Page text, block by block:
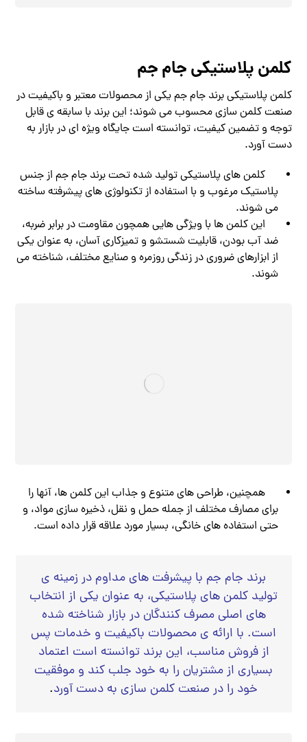
کلمن پلاستیکی جام جم
کلمن پلاستیکی برند جام جم یکی از محصولات معتبر و باکیفیت در
صنعت کلمن‌ سازی محسوب می‌ شوند؛ این برند با سابقه‌ ی قابل
توجه و تضمین کیفیت، توانسته است جایگاه ویژه‌ ای در بازار به
دست آورد.
کلمن‌ های پلاستیکی تولید شده تحت برند جام جم از جنس
پلاستیک مرغوب و با استفاده از تکنولوژی‌ های پیشرفته ساخته
می‌ شوند.
این کلمن‌ ها با ویژگی‌ هایی همچون مقاومت در برابر ضربه،
ضد آب بودن، قابلیت شستشو و تمیزکاری آسان، به عنوان یکی
از ابزارهای ضروری در زندگی روزمره و صنایع مختلف، شناخته می‌
شوند.
همچنین، طراحی‌ های متنوع و جذاب این کلمن‌ ها، آنها را
برای مصارف مختلف از جمله حمل و نقل، ذخیره‌ سازی مواد، و
حتی استفاده‌ های خانگی، بسیار مورد علاقه قرار داده است.
برند جام جم با پیشرفت‌ های مداوم در زمینه‌ ی
تولید کلمن‌ های پلاستیکی، به عنوان یکی از انتخاب‌
های اصلی مصرف‌ کنندگان در بازار شناخته شده
است. با ارائه‌ ی محصولات باکیفیت و خدمات پس
از فروش مناسب، این برند توانسته است اعتماد
بسیاری از مشتریان را به خود جلب کند و موفقیت
خود را در صنعت کلمن‌ سازی به دست آورد.